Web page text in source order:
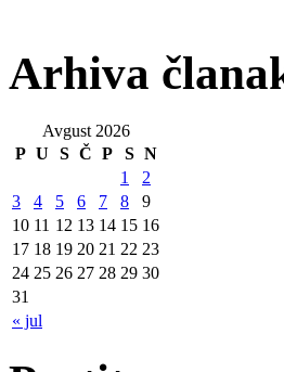
Arhiva
Avgust 2026
P U S Č P S N
« jul
1
2
3
4 5 6 7 8
9
10 11 12 13 14 15 16
17 18 19 20 21 22 23
24 25 26 27 28 29 30
31